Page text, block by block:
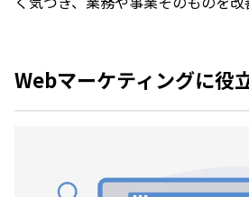
Webマーケティングに役